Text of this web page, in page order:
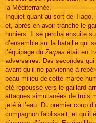
la Méditerranée.
Inquiet quant au sort de Tiago,
et, après en avoir tranché le
huniers. Il se percha ensuite
d’ensemble sur la bataille qui
l’équipage du Zarpas était en
adversaires. Des secondes qui
avant qu’il ne parvienne à
beau milieu de cette marée
été repoussé vers le gaillard
attaques simultanées de trois
jeté à l’eau. Du premier coup
compagnon faiblissait, et qu’il